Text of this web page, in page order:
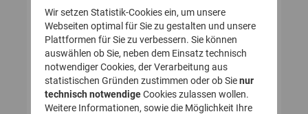
E-Mail-Adresse
Wir setzen Statistik-Cookies ein, um unsere
Webseiten optimal für Sie zu gestalten und unsere
Plattformen für Sie zu verbessern. Sie können
auswählen ob Sie, neben dem Einsatz technisch
notwendiger Cookies, der Verarbeitung aus
statistischen Gründen zustimmen oder ob Sienur
technisch notwendigeCookies zulassen wollen.
Weitere Informationen, sowie die Möglichkeit Ihre